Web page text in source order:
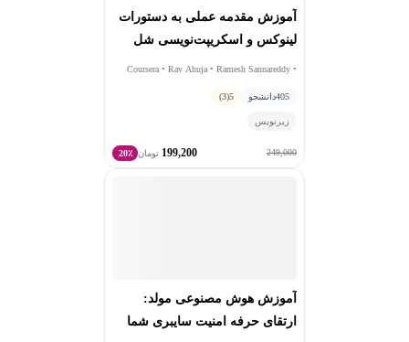
آموزش مقدمه عملی به دستورات
لینوکس و اسکریپت‌نویسی شل
Coursera • Rav Ahuja • Ramesh Sannareddy •
405دانشجو 5
(3)
زیرنویس
249,000
199,200 تومان 20٪
آموزش هوش مصنوعی مولد:
ارتقای حرفه امنیت سایبری شما